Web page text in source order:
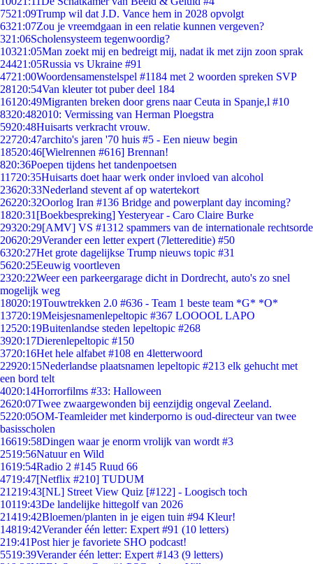
7521:09Trump wil dat J.D. Vance hem in 2028 opvolgt
6321:07Zou je vreemdgaan in een relatie kunnen vergeven?
321:06Scholensysteem tegenwoordig?
10321:05Man zoekt mij en bedreigt mij, nadat ik met zijn zoon sprak
24421:05Russia vs Ukraine #91
4721:00Woordensamenstelspel #1184 met 2 woorden spreken SVP
281 20:54Van kleuter tot puber deel 184
161 20:49Migranten breken door grens naar Ceuta in Spanje,l #10
8320:482010: Vermissing van Herman Ploegstra
5920:48Huisarts verkracht vrouw.
22720:47archito's jaren '70 huis #5 - Een nieuw begin
18520:46[Wielrennen #616] Brennan!
820:36Poepen tijdens het tandenpoetsen
11720:35Huisarts doet haar werk onder invloed van alcohol
23620:33Nederland stevent af op watertekort
26220:32Oorlog Iran #136 Bridge and powerplant day incoming?
1820:31 [Boekbespreking] Yesteryear - Caro Claire Burke
29320:29[AMV] VS #1312 spammers van de internationale rechtsorde
20620:29Verander een letter expert (7lettereditie) #50
6320:27Het grote dagelijkse Trump nieuws topic #31
5620:25Eeuwig voortleven
2320:22Weer een parkeergarage dicht in Dordrecht, auto's zo snel
mogelijk weg
18020:19Touwtrekken 2.0 #636 - Team 1 beste team *G* *O*
13720:19Meisjesnamenlepeltopic #367 LOOOOL LAPO
12520:19Buitenlandse steden lepeltopic #268
3920:17Dierenlepeltopic #150
3720:16Het hele alfabet #108 en 4letterwoord
22920:15Nederlandse plaatsnamen lepeltopic #213 elk gehucht met
een bord telt
4020:14Horrorfilms #33: Halloween
2620:07Twee zwaargewonden bij eenzijdig ongeval Zeeland.
5220:05OM-Teamleider met kinderporno is oud-directeur van twee
basisscholen
16619:58Dingen waar je enorm vrolijk van wordt #3
2519:56Natuur en Wild
1619:54Radio 2 #145 Ruud 66
4719:47[Netflix #210] TUDUM
21219:43[NL] Street View Quiz [#122] - Loogisch toch
10119:43De landelijke hittegolf van 2026
21419:42Bloemen/planten in je eigen tuin #94 Kleur!
14819:42Verander één letter: Expert #91 (10 letters)
219:41Post hier je favoriete SHO podcast!
5519:39Verander één letter: Expert #143 (9 letters)